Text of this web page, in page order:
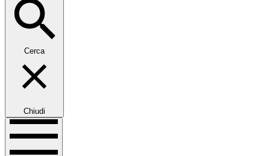
Cerca
Chiudi